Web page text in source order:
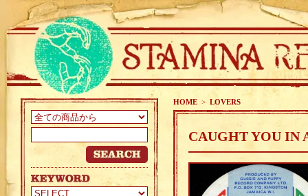
HOME > LOVERS
CAUGHT YOU IN